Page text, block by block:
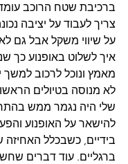
ברכיבת שטח הרוכב
צריך לעבוד על יציבה
על שיווי משקל אבל גם
איך לשלוט באופנוע כך
מאמץ ונוכל לרכוב למשך
לא מנוסה בטיולים
שלי היה נגמר ממש
להישאר על האופנוע
בידיים, כשבכלל האחיזה
ברגליים. עוד דברים